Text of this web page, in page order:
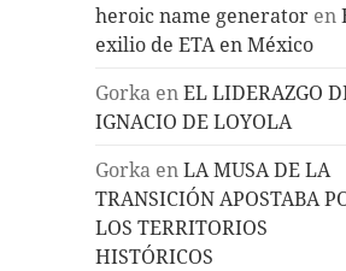
heroic name generator en
exilio de ETA en México
Gorka enEL LIDERAZGO
IGNACIO DE LOYOLA
Gorka enLA MUSA DE LA
TRANSICIÓN APOSTABA
LOS TERRITORIOS
HISTÓRICOS